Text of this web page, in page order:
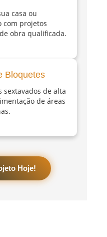
casa ou
com projetos
obra qualificada.
Bloquetes
sextavados de alta
de áreas
Hoje!